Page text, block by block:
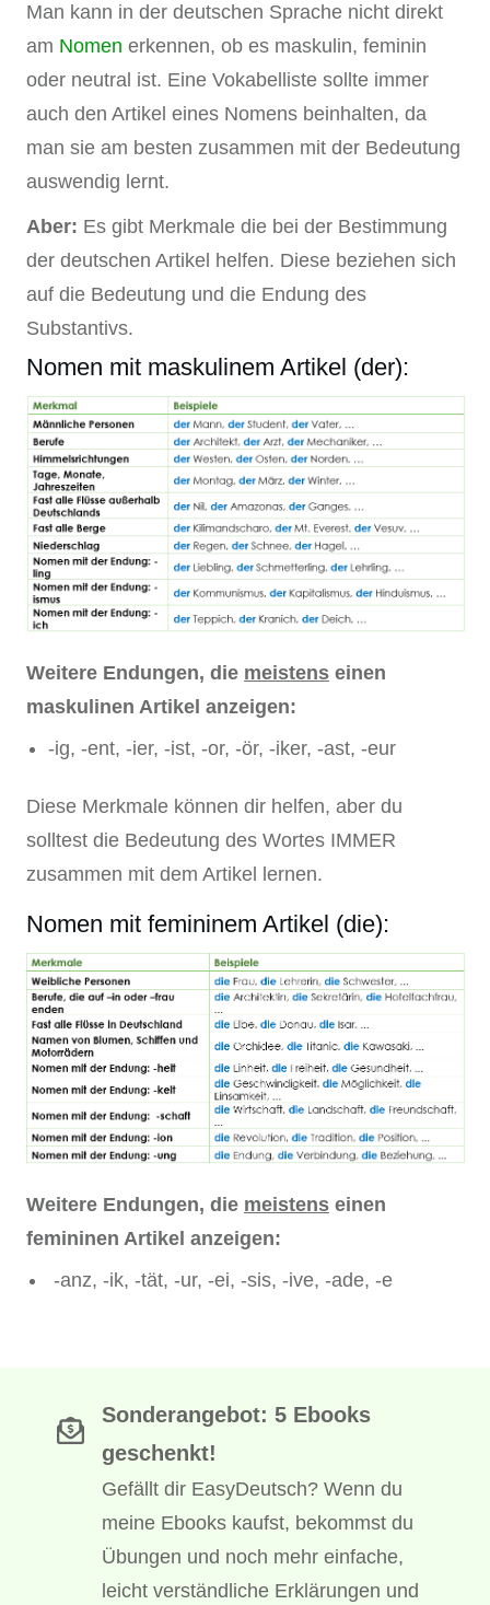
Man kann in der deutschen Sprache nicht direkt
am Nomen erkennen, ob es maskulin, feminin
oder neutral ist. Eine Vokabelliste sollte immer
auch den Artikel eines Nomens beinhalten, da
man sie am besten zusammen mit der Bedeutung
auswendig lernt.
Aber: Es gibt Merkmale die bei der Bestimmung
der deutschen Artikel helfen. Diese beziehen sich
auf die Bedeutung und die Endung des
Substantivs.
Nomen mit maskulinem Artikel (der):
Weitere Endungen, die meistens einen
maskulinen Artikel anzeigen:
-ig, -ent, -ier, -ist, -or, -ör, -iker, -ast, -eur
Diese Merkmale können dir helfen, aber du
solltest die Bedeutung des Wortes IMMER
zusammen mit dem Artikel lernen.
Nomen mit femininem Artikel (die):
Weitere Endungen, die meistens einen
femininen Artikel anzeigen:
-anz, -ik, -tät, -ur, -ei, -sis, -ive, -ade, -e
Sonderangebot: 5 Ebooks
geschenkt!
Gefällt dir EasyDeutsch? Wenn du
meine Ebooks kaufst, bekommst du
Übungen und noch mehr einfache,
leicht verständliche Erklärungen und